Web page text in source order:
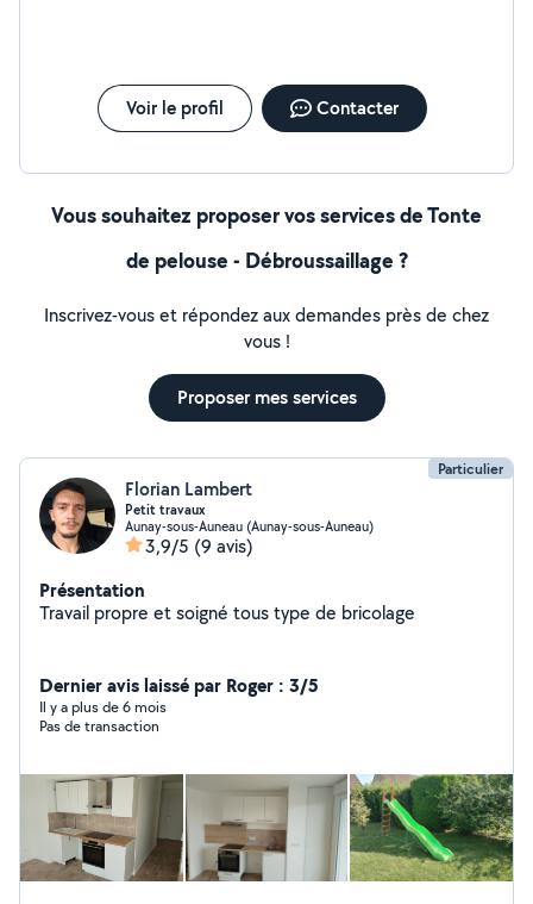
bienveillante. Je recommande les yeux fermés!
Voir le profil Contacter
Vous souhaitez proposer vos services de Tonte
de pelouse - Débroussaillage ?
Inscrivez-vous et répondez aux demandes près de chez
vous !
Proposer mes services
Particulier
Florian Lambert
Petit travaux
Aunay-sous-Auneau (Aunay-sous-Auneau)
3,9/5 (9 avis)
Présentation
Travail propre et soigné tous type de bricolage
Dernier avis laissé par Roger : 3/5
Il y a plus de 6 mois
Pas de transaction